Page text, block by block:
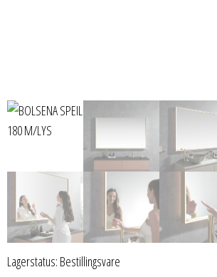
Lagerstatus: Bestillingsvare